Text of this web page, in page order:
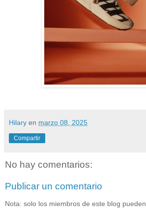
Hilary en marzo 08, 2025
Compartir
No hay comentarios:
Publicar un comentario
Nota: solo los miembros de este blog pueden